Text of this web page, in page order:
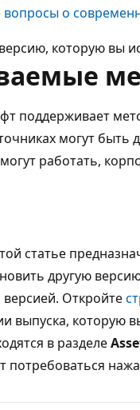
вопросы о
которую вы
поддерживает
могут
работать,
статье
другую
Откройте
выпуска, которую
в разделе
потребоваться